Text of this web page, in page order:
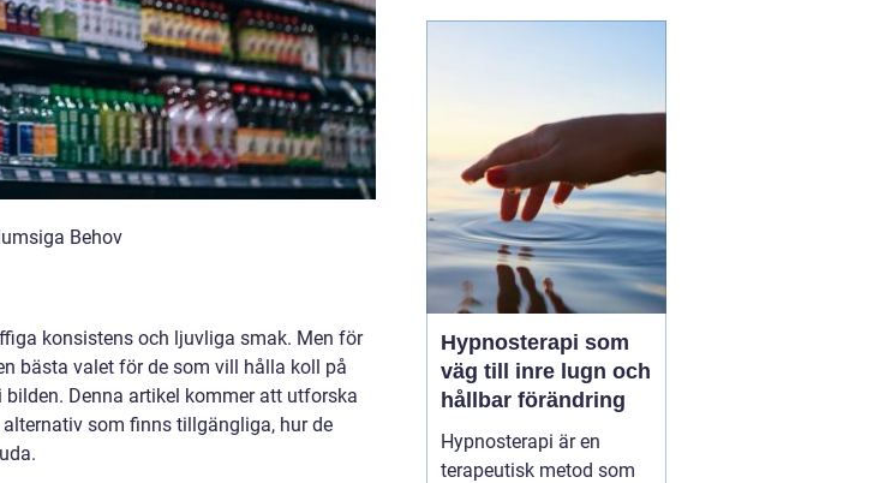
Behov
konsistens och ljuvliga smak. Men för
bästa valet för de som vill hålla koll på
Denna artikel kommer att utforska
som finns tillgängliga, hur de
vända dig för snabb och
trygg akut tandvård i
Karlskr...
Hypnosterapi som
väg till inre lugn och
hållbar förändring
Hypnosterapi är en
terapeutisk metod som